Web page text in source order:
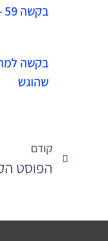
בקשה 59 – החלטה מיום 30314 – אישור החלוקה
בקשה
שהוגש
קודם
הפוסט